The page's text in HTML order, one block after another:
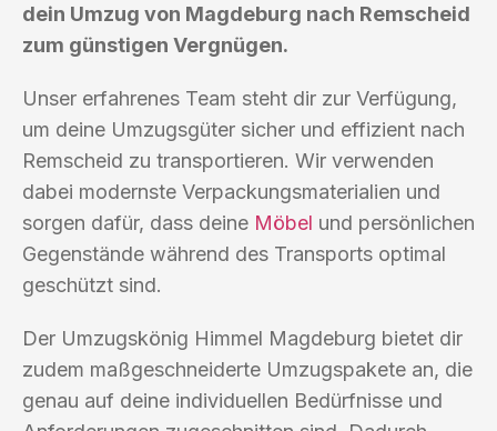
dein Umzug von Magdeburg nach Remscheid
zum günstigen Vergnügen.
Unser erfahrenes Team steht dir zur Verfügung,
um deine Umzugsgüter sicher und effizient nach
Remscheid zu transportieren. Wir verwenden
dabei modernste Verpackungsmaterialien und
sorgen dafür, dass deine Möbel und persönlichen
Gegenstände während des Transports optimal
geschützt sind.
Der Umzugskönig Himmel Magdeburg bietet dir
zudem maßgeschneiderte Umzugspakete an, die
genau auf deine individuellen Bedürfnisse und